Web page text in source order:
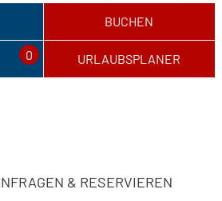
BUCHEN
0 URLAUBSPLANER
& RESERVIEREN